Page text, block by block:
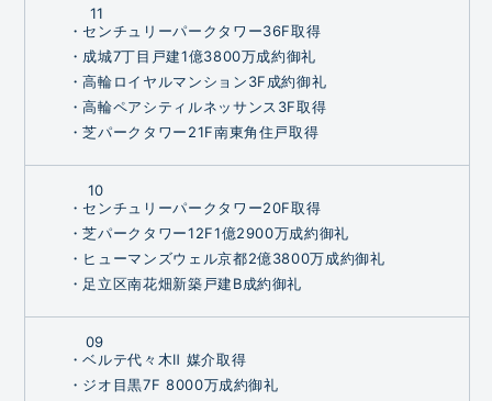
11
・センチュリーパークタワー36F取得
・成城7丁目戸建1億3800万成約御礼
・高輪ロイヤルマンション3F成約御礼
・高輪ペアシティルネッサンス3F取得
・芝パークタワー21F南東角住戸取得
10
・センチュリーパークタワー20F取得
・芝パークタワー12F1億2900万成約御礼
・ヒューマンズウェル京都2億3800万成約御礼
・足立区南花畑新築戸建B成約御礼
09
・ベルテ代々木Ⅱ 媒介取得
・ジオ目黒7F 8000万成約御礼